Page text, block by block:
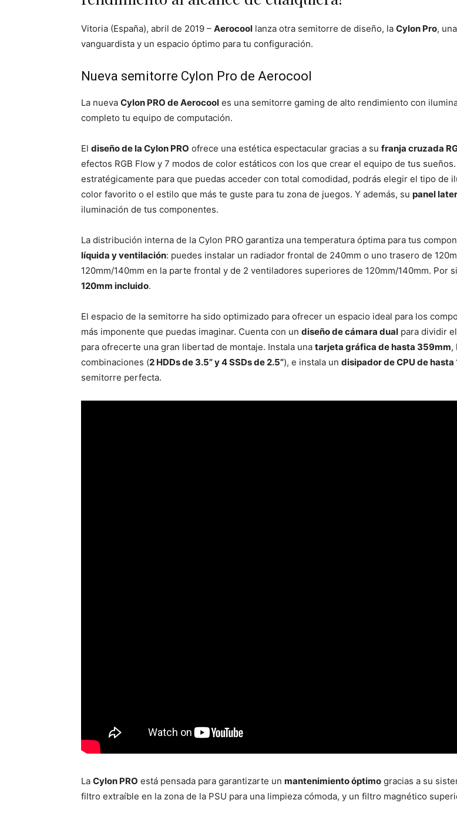
Vitoria (España), abril de 2019 – Aerocool lanza otra semitorre de diseño, la Cylon Pro,
vanguardista y un espacio óptimo para tu configuración.
Nueva semitorre Cylon Pro de Aerocool
La nueva Cylon PRO de Aerocool es una semitorre gaming de alto rendimiento con
completo tu equipo de computación.
El diseño de la Cylon PRO ofrece una estética espectacular gracias a su franja cruzada
efectos RGB Flow y 7 modos de color estáticos con los que crear el equipo de tus
estratégicamente para que puedas acceder con total comodidad, podrás elegir el tipo de
color favorito o el estilo que más te guste para tu zona de juegos. Y además, su panel
iluminación de tus componentes.
La distribución interna de la Cylon PRO garantiza una temperatura óptima para tus
líquida y ventilación: puedes instalar un radiador frontal de 240mm o uno trasero de
120mm/140mm en la parte frontal y de 2 ventiladores superiores de 120mm/140mm. Por
120mm incluido.
El espacio de la semitorre ha sido optimizado para ofrecer un espacio ideal para los
más imponente que puedas imaginar. Cuenta con un diseño de cámara dual para dividir
para ofrecerte una gran libertad de montaje. Instala una tarjeta gráfica de hasta 359mm,
combinaciones (2 HDDs de 3.5” y 4 SSDs de 2.5”), e instala un disipador de CPU de hasta
semitorre perfecta.
La Cylon PRO está pensada para garantizarte un mantenimiento óptimo gracias a su
filtro extraíble en la zona de la PSU para una limpieza cómoda, y un filtro magnético